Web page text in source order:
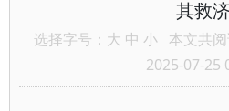
其救
选择字号： 大 中 小 本文共
2025-07-25